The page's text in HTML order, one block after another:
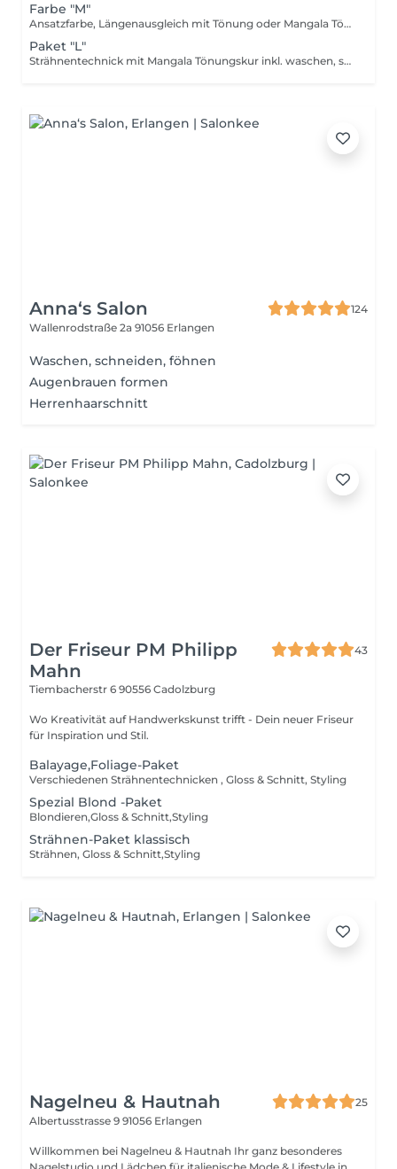
Farbe "M"
Ansatzfarbe, Längenausgleich mit Tönung oder Mangala Tönungskur, inkl. waschen, schneiden, föhnen Das Paket beinhaltet alle relevanten Pflege- und Stylingprodukte
Paket "L"
Strähnentechnick mit Mangala Tönungskur inkl. waschen, schneien und Föhnen *enthält alle relevanten Pflege - und Stylingprodukte
Anna‘s Salon
124
Wallenrodstraße 2a 91056 Erlangen
Waschen, schneiden, föhnen
Augenbrauen formen
Herrenhaarschnitt
Der Friseur PM Philipp
Mahn
43
Tiembacherstr 6 90556 Cadolzburg
Wo Kreativität auf Handwerkskunst trifft - Dein neuer Friseur
für Inspiration und Stil.
Balayage,Foliage-Paket
Verschiedenen Strähnentechnicken , Gloss & Schnitt, Styling
Spezial Blond -Paket
Blondieren,Gloss & Schnitt,Styling
Strähnen-Paket klassisch
Strähnen, Gloss & Schnitt,Styling
Nagelneu & Hautnah
25
Albertusstrasse 9 91056 Erlangen
Willkommen bei Nagelneu & Hautnah Ihr ganz besonderes